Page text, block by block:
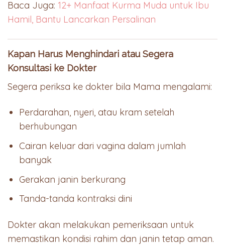
Baca Juga: 12+ Manfaat Kurma Muda untuk Ibu
Hamil, Bantu Lancarkan Persalinan
Kapan Harus Menghindari atau Segera
Konsultasi ke Dokter
Segera periksa ke dokter bila Mama mengalami:
Perdarahan, nyeri, atau kram setelah
berhubungan
Cairan keluar dari vagina dalam jumlah
banyak
Gerakan janin berkurang
Tanda-tanda kontraksi dini
Dokter akan melakukan pemeriksaan untuk
memastikan kondisi rahim dan janin tetap aman.